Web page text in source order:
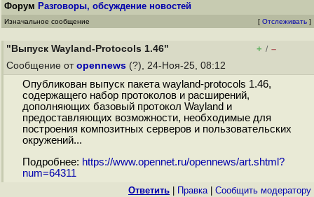
Форум Разговоры, обсуждение новостей
Изначальное сообщение [ Отслеживать ]
"Выпуск Wayland-Protocols 1.46" + / –
Сообщение от opennews (?), 24-Ноя-25, 08:12
Опубликован выпуск пакета wayland-protocols 1.46,
содержащего набор протоколов и расширений,
дополняющих базовый протокол Wayland и
предоставляющих возможности, необходимые для
построения композитных серверов и пользовательских
окружений...
Подробнее: https://www.opennet.ru/opennews/art.shtml?
num=64311
Ответить Правка| Cообщить модератору